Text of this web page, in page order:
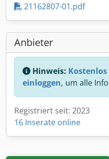
21162807-01.pdf
Anbieter
Hinweis:
einloggen, um alle
Registriert seit: 2023
16 Inserate online